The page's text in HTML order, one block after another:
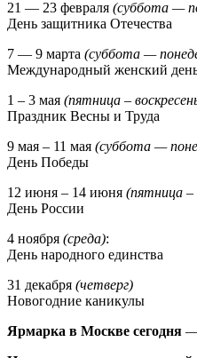
21 — 23 февраля (суббота —
День защитника Отечества
7 — 9 марта (суббота —
Международный женский
1 – 3 мая (пятница –
Праздник Весны и Труда
9 мая – 11 мая (суббота —
День Победы
12 июня – 14 июня (пятница –
День России
4 ноября (среда):
День народного единства
31 декабря (четверг)
Новогодние каникулы
Ярмарка в Москве сегодня —